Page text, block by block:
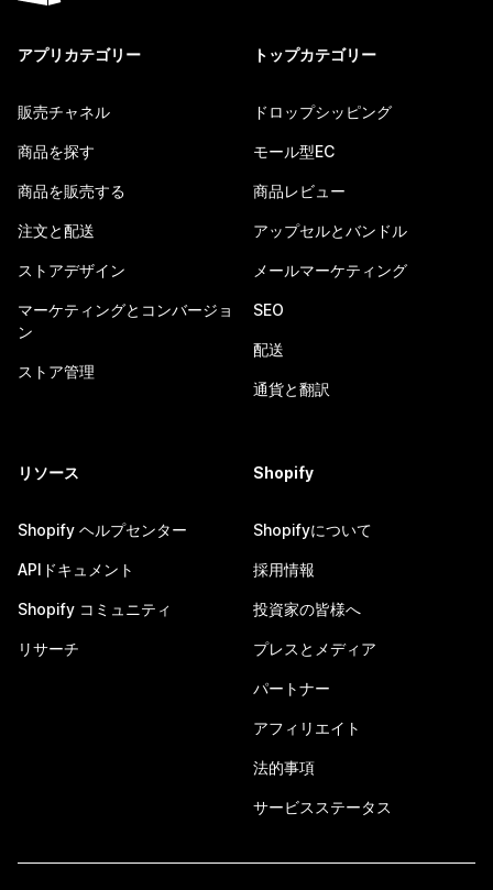
アプリカテゴリー
販売チャネル
商品を探す
商品を販売する
注文と配送
ストアデザイン
マーケティングとコンバージョ
ン
ストア管理
トップカテゴリー
ドロップシッピング
モール型EC
商品レビュー
アップセルとバンドル
メールマーケティング
SEO
配送
通貨と翻訳
リソース
Shopify ヘルプセンター
APIドキュメント
Shopify コミュニティ
リサーチ
Shopify
Shopifyについて
採用情報
投資家の皆様へ
プレスとメディア
パートナー
アフィリエイト
法的事項
サービスステータス